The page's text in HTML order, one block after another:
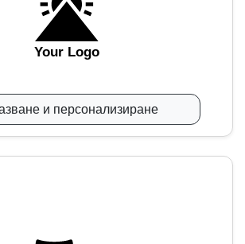
Your Logo
и персонализиране